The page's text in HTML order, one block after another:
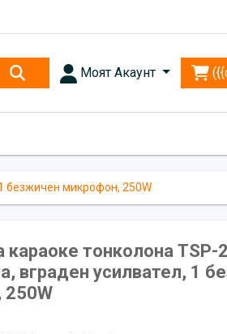
Моят Акаунт
безжичен микрофон, 250W
караоке тонколона TSP-
вграден усилвател, 1